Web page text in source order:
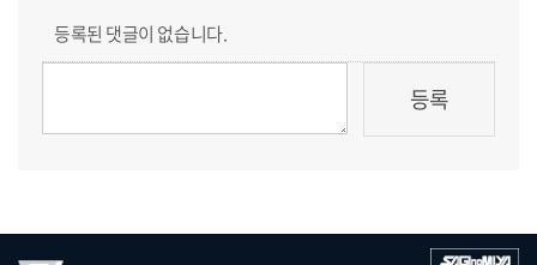
등록된 댓글이 없습니다.